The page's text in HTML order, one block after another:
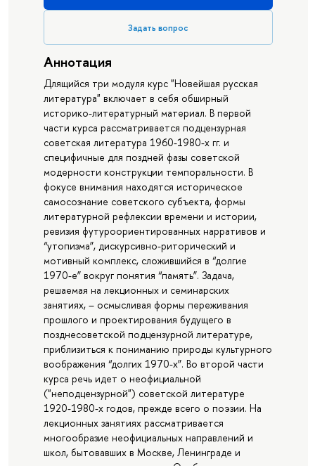
Задать вопрос
Аннотация
Длящийся три модуля курс "Новейшая русская
литература" включает в себя обширный
историко-литературный материал. В первой
части курса рассматривается подцензурная
советская литература 1960-1980-х гг. и
специфичные для поздней фазы советской
модерности конструкции темпоральности. В
фокусе внимания находятся историческое
самосознание советского субъекта, формы
литературной рефлексии времени и истории,
ревизия футуроориентированных нарративов и
“утопизма”, дискурсивно-риторический и
мотивный комплекс, сложившийся в “долгие
1970-е” вокруг понятия “память”. Задача,
решаемая на лекционных и семинарских
занятиях, – осмысливая формы переживания
прошлого и проектирования будущего в
позднесоветской подцензурной литературе,
приблизиться к пониманию природы культурного
воображения “долгих 1970-х”. Во второй части
курса речь идет о неофициальной
("неподцензурной") советской литературе
1920-1980-х годов, прежде всего о поэзии. На
лекционных занятиях рассматривается
многообразие неофициальных направлений и
школ, бытовавших в Москве, Ленинграде и